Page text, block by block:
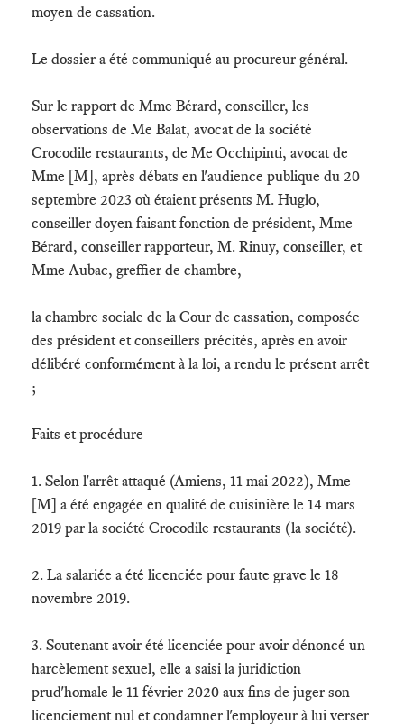
moyen de cassation.
Le dossier a été communiqué au procureur général.
Sur le rapport de Mme Bérard, conseiller, les
observations de Me Balat, avocat de la société
Crocodile restaurants, de Me Occhipinti, avocat de
Mme [M], après débats en l'audience publique du 20
septembre 2023 où étaient présents M. Huglo,
conseiller doyen faisant fonction de président, Mme
Bérard, conseiller rapporteur, M. Rinuy, conseiller, et
Mme Aubac, greffier de chambre,
la chambre sociale de la Cour de cassation, composée
des président et conseillers précités, après en avoir
délibéré conformément à la loi, a rendu le présent arrêt
;
Faits et procédure
1. Selon l'arrêt attaqué (Amiens, 11 mai 2022), Mme
[M] a été engagée en qualité de cuisinière le 14 mars
2019 par la société Crocodile restaurants (la société).
2. La salariée a été licenciée pour faute grave le 18
novembre 2019.
3. Soutenant avoir été licenciée pour avoir dénoncé un
harcèlement sexuel, elle a saisi la juridiction
prud'homale le 11 février 2020 aux fins de juger son
licenciement nul et condamner l'employeur à lui verser